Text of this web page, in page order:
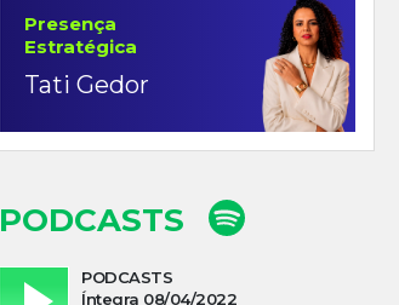
Presença
Estratégica
Tati Gedor
PODCASTS
PODCASTS
Íntegra 08/04/2022